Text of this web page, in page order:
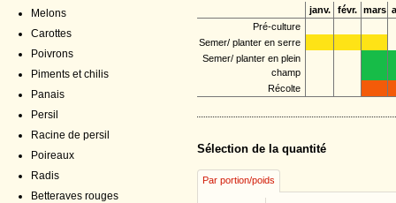
Melons
Carottes
Poivrons
Piments et chilis
Panais
Persil
Racine de persil
Poireaux
Radis
Betteraves rouges
janv. févr. mars
Pré-culture
Semer/ planter en serre
Semer/ planter en plein
champ
Récolte
Sélection de la quantité
Par portion/poids